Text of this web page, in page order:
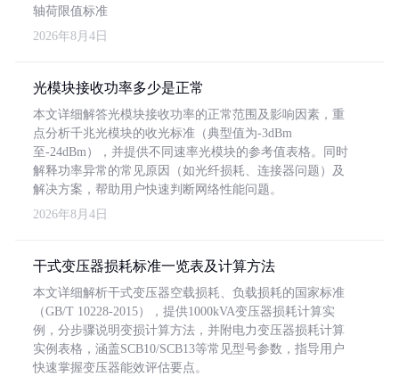
轴荷限值标准
2026年8月4日
光模块接收功率多少是正常
本文详细解答光模块接收功率的正常范围及影响因素，重
点分析千兆光模块的收光标准（典型值为-3dBm
至-24dBm），并提供不同速率光模块的参考值表格。同时
解释功率异常的常见原因（如光纤损耗、连接器问题）及
解决方案，帮助用户快速判断网络性能问题。
2026年8月4日
干式变压器损耗标准一览表及计算方法
本文详细解析干式变压器空载损耗、负载损耗的国家标准
（GB/T 10228-2015），提供1000kVA变压器损耗计算实
例，分步骤说明变损计算方法，并附电力变压器损耗计算
实例表格，涵盖SCB10/SCB13等常见型号参数，指导用户
快速掌握变压器能效评估要点。